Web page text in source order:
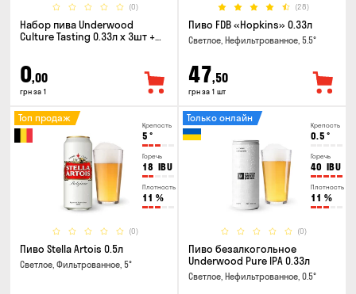
(0)
Набор пива Underwood
Culture Tasting 0.33л x 3шт +
0,00
грн за 1
(28)
Пиво FDB «Hopkins» 0.33л
Светлое, Нефильтрованное, 5.5°
47,50
грн за 1 шт
Крепость
5 °
Горечь
18 IBU
Плотность
11 %
(0)
Топ продаж
Пиво Stella Artois 0.5л
Светлое, Фильтрованное, 5°
Крепость
0.5 °
Горечь
40 IBU
Плотность
11 %
(0)
Только онлайн
Пиво безалкогольное
Underwood Pure IPA 0.33л
Светлое, Нефильтрованное, 0.5°